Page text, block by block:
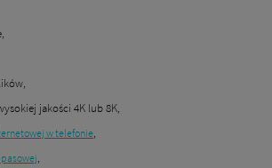
jakości 4K lub 8K,
w telefonie,
,